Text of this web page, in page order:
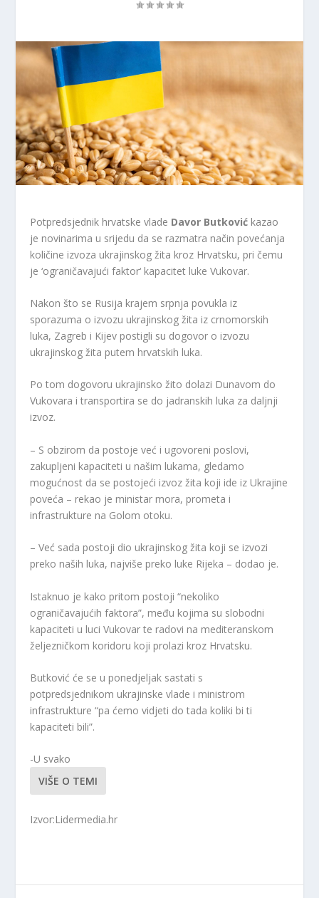
Potpredsjednik hrvatske vlade Davor Butković kazao
je novinarima u srijedu da se razmatra način povećanja
količine izvoza ukrajinskog žita kroz Hrvatsku, pri čemu
je ‘ograničavajući faktor‘ kapacitet luke Vukovar.
Nakon što se Rusija krajem srpnja povukla iz
sporazuma o izvozu ukrajinskog žita iz crnomorskih
luka, Zagreb i Kijev postigli su dogovor o izvozu
ukrajinskog žita putem hrvatskih luka.
Po tom dogovoru ukrajinsko žito dolazi Dunavom do
Vukovara i transportira se do jadranskih luka za daljnji
izvoz.
– S obzirom da postoje već i ugovoreni poslovi,
zakupljeni kapaciteti u našim lukama, gledamo
mogućnost da se postojeći izvoz žita koji ide iz Ukrajine
poveća – rekao je ministar mora, prometa i
infrastrukture na Golom otoku.
– Već sada postoji dio ukrajinskog žita koji se izvozi
preko naših luka, najviše preko luke Rijeka – dodao je.
Istaknuo je kako pritom postoji “nekoliko
ograničavajućih faktora”, među kojima su slobodni
kapaciteti u luci Vukovar te radovi na mediteranskom
željezničkom koridoru koji prolazi kroz Hrvatsku.
Butković će se u ponedjeljak sastati s
potpredsjednikom ukrajinske vlade i ministrom
infrastrukture “pa ćemo vidjeti do tada koliki bi ti
kapaciteti bili”.
-U svako
VIŠE O TEMI
Izvor:Lidermedia.hr